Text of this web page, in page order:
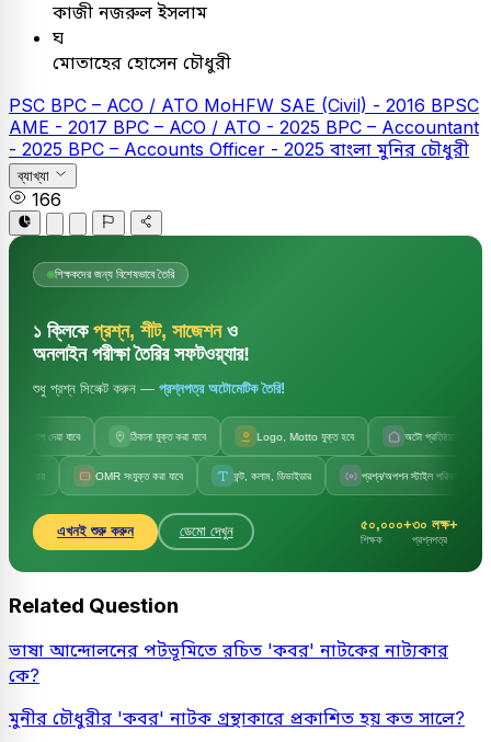
কাজী নজরুল ইসলাম
ঘ
মোতাহের হোসেন চৌধুরী
PSC BPC – ACO / ATO MoHFW SAE (Civil) - 2016 BPSC
AME - 2017 BPC – ACO / ATO - 2025 BPC – Accountant
- 2025 BPC – Accounts Officer - 2025 বাংলা মুনির চৌধুরী
ব্যাখ্যা
166
শিক্ষকদের জন্য বিশেষভাবে তৈরি
১ ক্লিকে প্রশ্ন, শীট, সাজেশনও
অনলাইন পরীক্ষা তৈরির সফটওয়্যার!
শুধু প্রশ্ন সিলেক্ট করুন — প্রশ্নপত্র অটোমেটিক তৈরি!
দেয়া যাবে ঠিকানা যুক্ত করা যাবে Logo, Motto যুক্ত হবে অটো প্রতিষ্ঠানের নাম
OMR সংযুক্ত করা যাবে ফন্ট, কলাম, ডিভাইডার প্রশ্ন/অপশন স্টাইল পরিবর্তন
এখনই শুরু করুন ডেমো দেখুন ৫০,০০০+
শিক্ষক
৩০ লক্ষ+
প্রশ্নপত্র
Related Question
ভাষা আন্দোলনের পটভূমিতে রচিত 'কবর' নাটকের নাট্যকার
কে?
মুনীর চৌধুরীর 'কবর' নাটক গ্রন্থাকারে প্রকাশিত হয় কত সালে?